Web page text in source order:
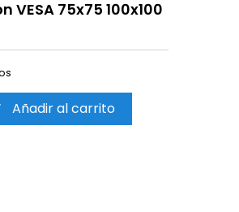
VESA 75x75 100x100
Añadir al carrito